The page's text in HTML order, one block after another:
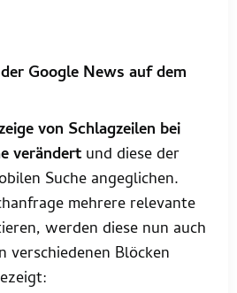
Google News auf dem
von Schlagzeilen bei
verändert und diese der
Suche angeglichen.
mehrere relevante
werden diese nun auch
verschiedenen Blöcken